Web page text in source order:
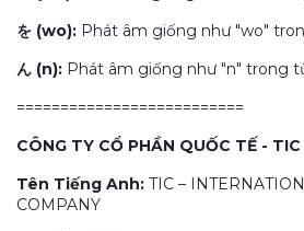
を (wo): Phát âm giống như "wo"
ん (n): Phát âm giống như "n" trong
==========================
CÔNG TY CỔ PHẦN QUỐC TẾ - TIC
Tên Tiếng Anh: TIC –
COMPANY